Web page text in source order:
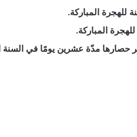
المباركة.
المباركة.
مدّة عشرين يومًا في السنة